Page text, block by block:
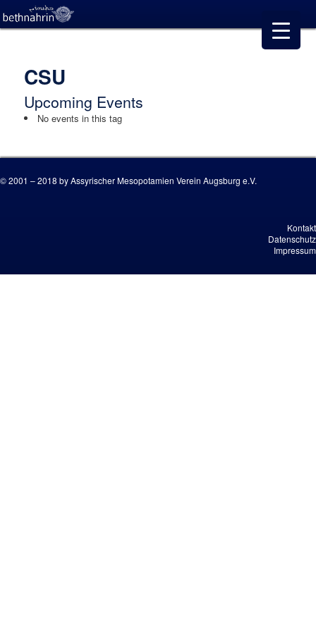
CSU
Upcoming Events
No events in this tag
© 2001 – 2018 by Assyrischer Mesopotamien Verein Augsburg e.V.
Kontakt
Datenschutz
Impressum